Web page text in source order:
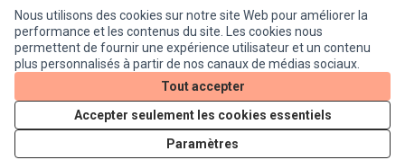
Nous utilisons des cookies sur notre site Web pour améliorer la
performance et les contenus du site. Les cookies nous
permettent de fournir une expérience utilisateur et un contenu
plus personnalisés à partir de nos canaux de médias sociaux.
Tout accepter
Accepter seulement les cookies essentiels
Paramètres
Conditions d'utilisation
Paramètres des cookies
Je participe ! sur X
(Lien externe)
Je participe ! sur Facebook
Je participe ! sur Instagram
Site réalisé grâce aulogiciel libre Decidim .
Licence
(Lien